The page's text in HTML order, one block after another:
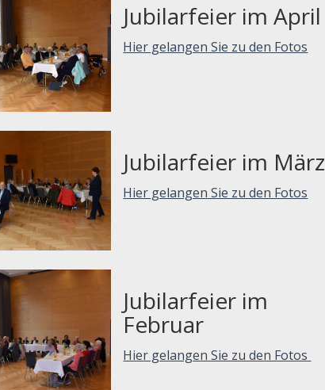
Jubilarfeier im April
Hier gelangen Sie zu den Fotos
Jubilarfeier im März
Hier gelangen Sie zu den Fotos
Jubilarfeier im
Februar
Hier gelangen Sie zu den Fotos